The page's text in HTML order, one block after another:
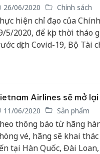
26/06/2020 Chính sách
hiện chỉ đạo của
5/2020, để kịp thời tháo
dịch Covid-19, Bộ
Airlines sẽ mở
11/06/2020 Sản phẩm
thông báo từ hãng
vé, hãng sẽ khai
tại Hàn Quốc, Đài